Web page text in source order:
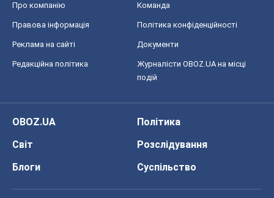
Про компанію Команда
Правова інформація Політика конфіденційності
Реклама на сайті Документи
Редакційна політика
Журналісти OBOZ.UA на місці
подій
OBOZ.UA
Політика
Світ
Розслідування
Блоги
Суспільство